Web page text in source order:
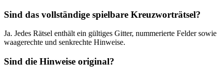
Sind das vollständige spielbare Kreuzworträtsel?
Ja. Jedes Rätsel enthält ein gültiges Gitter, nummerierte Felder sowie
waagerechte und senkrechte Hinweise.
Sind die Hinweise original?